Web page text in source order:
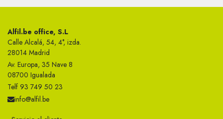
Alfil.be office, S.L
Calle Alcalá, 54, 4°, izda.
28014 Madrid
Av. Europa, 35 Nave 8
08700 Igualada
Telf 93 749 50 23
info@alfil.be